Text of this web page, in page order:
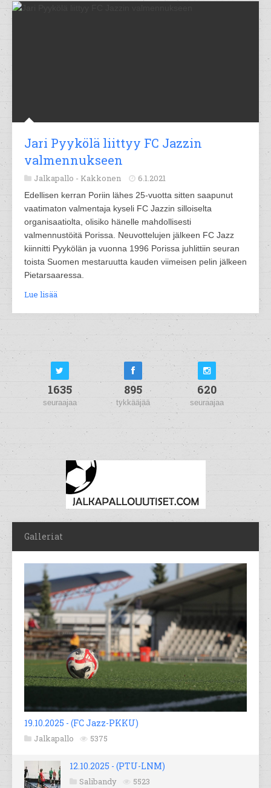
Jari Pyykölä liittyy FC Jazzin
valmennukseen
Jalkapallo - Kakkonen 6.1.2021
Edellisen kerran Poriin lähes 25-vuotta sitten saapunut
vaatimaton valmentaja kyseli FC Jazzin silloiselta
organisaatiolta, olisiko hänelle mahdollisesti
valmennustöitä Porissa. Neuvottelujen jälkeen FC Jazz
kiinnitti Pyykölän ja vuonna 1996 Porissa juhlittiin seuran
toista Suomen mestaruutta kauden viimeisen pelin jälkeen
Pietarsaaressa.
Lue lisää
1635
seuraajaa
895
tykkääjää
620
seuraajaa
Galleriat
19.10.2025 - (FC Jazz-PKKU)
Jalkapallo 5375
12.10.2025 - (PTU-LNM)
Salibandy 5523